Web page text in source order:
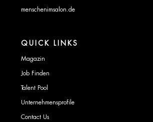
menschenimsalon.de
QUICK LINKS
Magazin
Job Finden
Talent Pool
Unternehmensprofile
Contact Us